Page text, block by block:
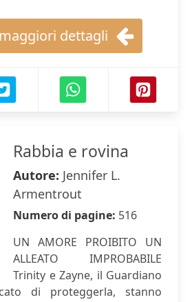
dettagli
Rabbia e rovina
Autore: Jennifer L.
Armentrout
Numero di pagine: 516
UN AMORE PROIBITO UN
ALLEATO IMPROBABILE
Trinity e Zayne, il Guardiano
di proteggerla, stanno